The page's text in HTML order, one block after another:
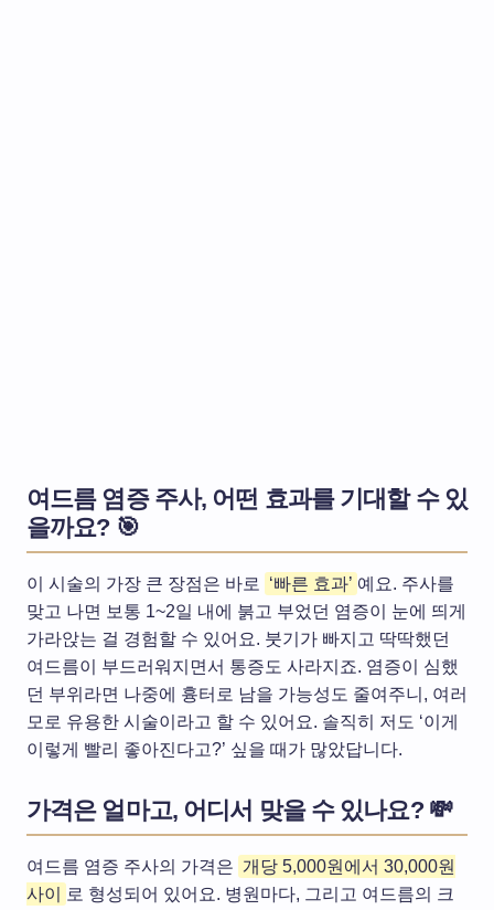
여드름 염증 주사, 어떤 효과를 기대할 수 있
을까요? 🎯
이 시술의 가장 큰 장점은 바로 ‘빠른 효과’ 예요. 주사를
맞고 나면 보통 1~2일 내에 붉고 부었던 염증이 눈에 띄게
가라앉는 걸 경험할 수 있어요. 붓기가 빠지고 딱딱했던
여드름이 부드러워지면서 통증도 사라지죠. 염증이 심했
던 부위라면 나중에 흉터로 남을 가능성도 줄여주니, 여러
모로 유용한 시술이라고 할 수 있어요. 솔직히 저도 ‘이게
이렇게 빨리 좋아진다고?’ 싶을 때가 많았답니다.
가격은 얼마고, 어디서 맞을 수 있나요? 💸
여드름 염증 주사의 가격은 개당 5,000원에서 30,000원
사이
로 형성되어 있어요. 병원마다, 그리고 여드름의 크